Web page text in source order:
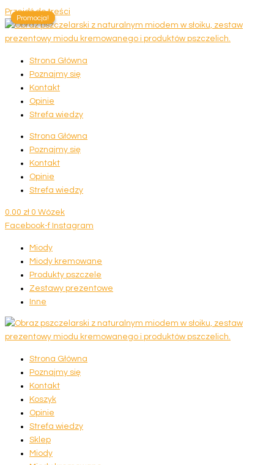
Przejdź do treści
Strona Główna
Poznajmy się
Kontakt
Opinie
Strefa wiedzy
Strona Główna
Poznajmy się
Kontakt
Opinie
Strefa wiedzy
0.00 zł 0 Wózek
Facebook-f Instagram
Miody
Miody kremowane
Produkty pszczele
Zestawy prezentowe
Inne
Strona Główna
Poznajmy się
Kontakt
Koszyk
Opinie
Strefa wiedzy
Sklep
Miody
Promocja!
Promocja!